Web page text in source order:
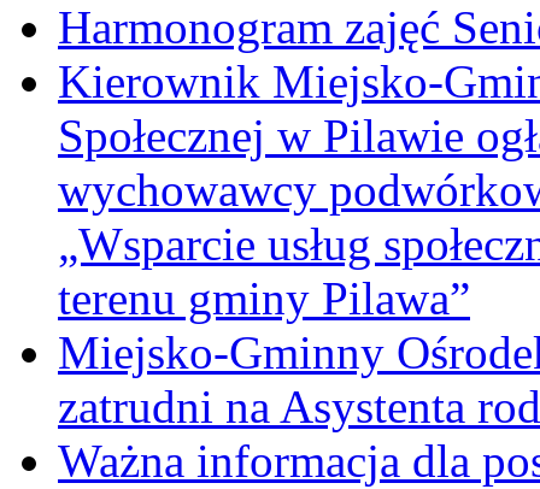
Harmonogram zajęć
Kierownik Miejsko-
Społecznej w Pilawie
wychowawcy
„Wsparcie usług
terenu gminy Pilawa”
Miejsko-Gminny
zatrudni na Asystenta
Ważna informacja dla